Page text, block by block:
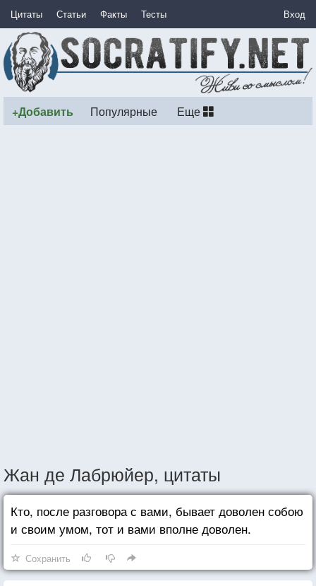
Цитаты Статьи Факты Тесты Вход
+Добавить Популярные Еще
Жан де Лабрюйер, цитаты
Кто, после разговора с вами, бывает доволен собою
и своим умом, тот и вами вполне доволен.
Сохранить